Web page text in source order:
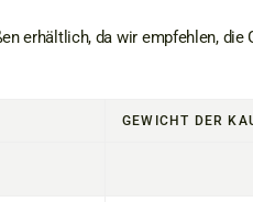
erhältlich, da wir empfehlen,
GEWICHT DER